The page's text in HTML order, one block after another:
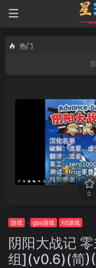
热门
0
游戏 gba游戏 h5游戏
阴阳大战记
组](v0.6)(简